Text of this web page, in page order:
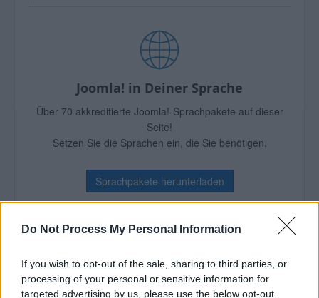
Do Not Process My Personal Information
If you wish to opt-out of the sale, sharing to third parties, or
processing of your personal or sensitive information for
targeted advertising by us, please use the below opt-out
Joomla! in Deiner Sprache
Über 70 akkreditierte Joomla!-Sprachpakete auf dieser
Seite!
Setzen Sie die Sprachen ein, die Sie benötigen.
Sprachpakete herunterladen
Über 6.000 Joomla!-Erweiterungen
Erweitern Sie Ihre Website!